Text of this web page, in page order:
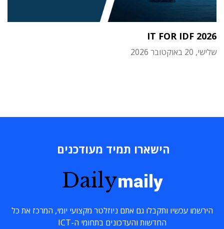
IT FOR IDF 2026
שלישי, 20 באוקטובר 2026
הישארו תמיד מעודכנים
Dailymaily
הירשמו עכשיו ותקבלו גם אתם ניוזלטר מקצועי יומי, המרכז את כל
החדשות והעדכונים בתחומי ה-ICT